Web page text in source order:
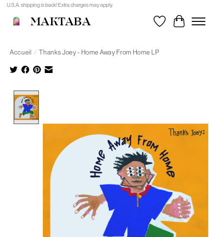
U.S.A. shipping is back! Extra charges may apply.
MAKTABA Liste de souhaits
Panier
Accueil / Thanks Joey - Home Away From Home LP